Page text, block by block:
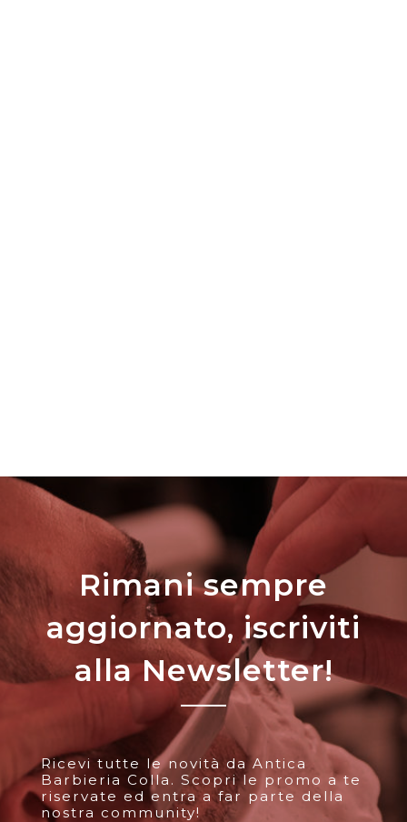
Rimani sempre
aggiornato, iscriviti
alla Newsletter!
Ricevi tutte le novità da Antica
Barbieria Colla. Scopri le promo a te
riservate ed entra a far parte della
nostra community!